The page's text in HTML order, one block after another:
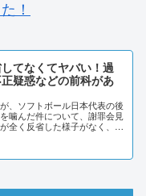
！
てなくてヤバい！過
疑惑などの前科があ
、ソフトボール日本代表の後
噛んだ件について、謝罪会見
全く反省した様子がなく、ま